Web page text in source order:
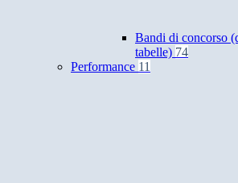
Bandi di concorso
tabelle) 74
Performance 11